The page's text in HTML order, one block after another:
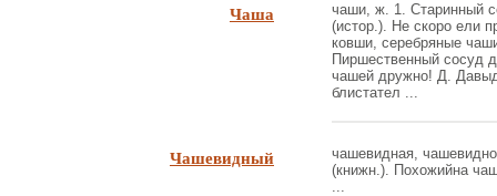
Чаша
чаши, ж. 1. Старинный
(истор.). Не скоро ели
ковши, серебряные
Пиршественный сосуд
чашей дружно! Д.
блистател ...
Чашевидный
чашевидная,
(книжн.). Похожийна
...